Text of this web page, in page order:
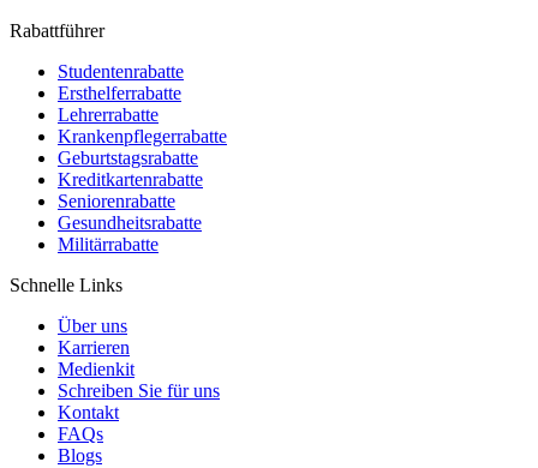
Rabattführer
Studentenrabatte
Ersthelferrabatte
Lehrerrabatte
Krankenpflegerrabatte
Geburtstagsrabatte
Kreditkartenrabatte
Seniorenrabatte
Gesundheitsrabatte
Militärrabatte
Schnelle Links
Über uns
Karrieren
Medienkit
Schreiben Sie für uns
Kontakt
FAQs
Blogs